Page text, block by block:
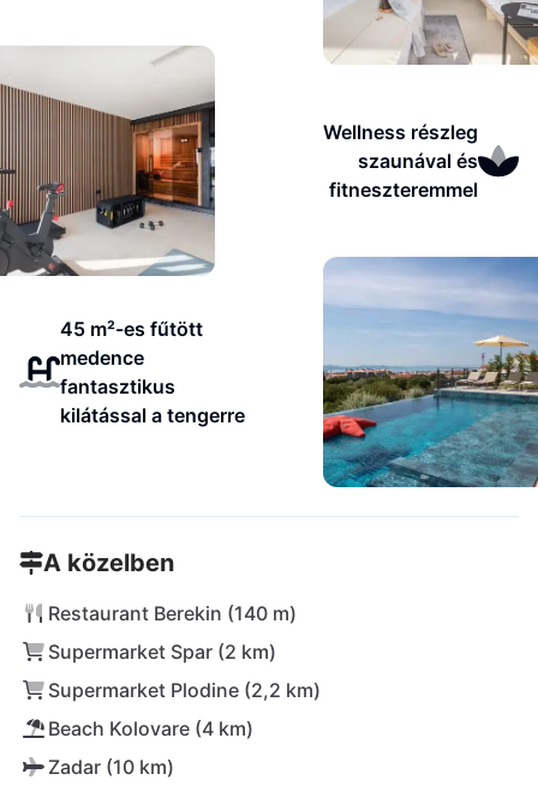
Wellness részleg
szaunával és
fitneszteremmel
45 m²-es fűtött
medence
fantasztikus
kilátással a tengerre
A közelben
Restaurant Berekin (140 m)
Supermarket Spar (2 km)
Supermarket Plodine (2,2 km)
Beach Kolovare (4 km)
Zadar (10 km)